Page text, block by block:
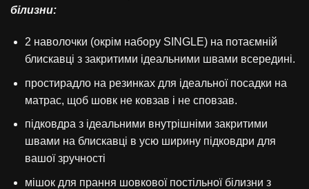
білизни:
2 наволочки (окрім набору SINGLE) на потаємній
блискавці з закритими ідеальними швами всередині.
простирадло на резинках для ідеальної посадки на
матрас, щоб шовк не ковзав і не сповзав.
підковдра з ідеальними внутрішніми закритими
швами на блискавці в усю ширину підковдри для
вашої зручності
мішок для прання шовкової постільної білизни з